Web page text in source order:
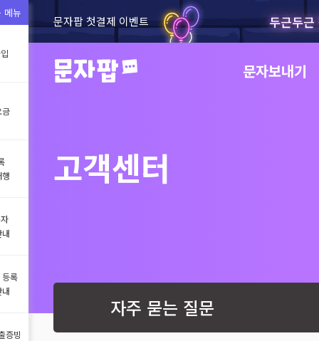
문자팝 첫결제 이벤트 두근두
문자보내기
메뉴
록
증빙
고객센터
자주 묻는 질문